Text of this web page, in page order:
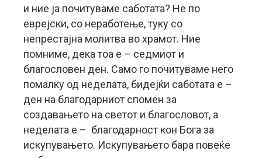
и ние ја почитуваме саботата? Не по
еврејски, со неработење, туку со
непрестајна молитва во храмот. Ние
помниме, дека тоа е – седмиот и
благословен ден. Само го почитуваме него
помалку од неделата, бидејќи саботата е –
ден на благодарниот спомен за
создавањето на светот и благословот, а
неделата е – благодарност кон Бога за
искупувањето. Искупувањето бара повеќе